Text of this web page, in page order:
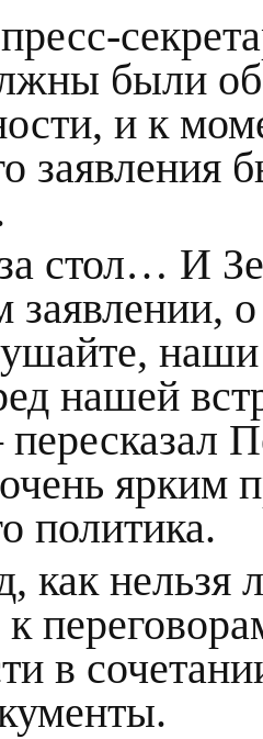
были
и к
заявления
стол… И
заявлении,
наши
нашей
ярким
политика.
как
к
в